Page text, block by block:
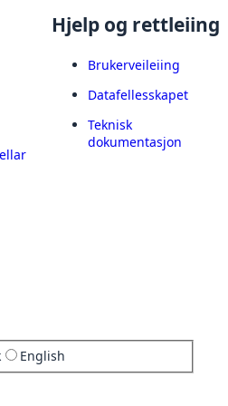
Hjelp og rettleiing
Brukerveileiing
Datafellesskapet
Teknisk
dokumentasjon
English